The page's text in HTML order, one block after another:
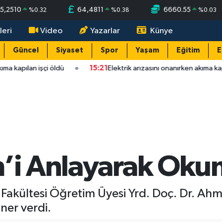
%0.32 64,4811 %0.38 6660.55 %0.03
Video Yazarlar Künye
Güncel Siyaset Spor Yaşam Eğitim
kapılan işçi öldü 15:21Elektrik arızasını onanırken akıma
Anlayarak
Öğretim Üyesi Yrd. Doç. Dr.
verdi.